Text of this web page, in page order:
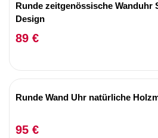
Runde zeitgenössische Wanduhr
Design
89 €
Runde Wand Uhr natürliche
95 €